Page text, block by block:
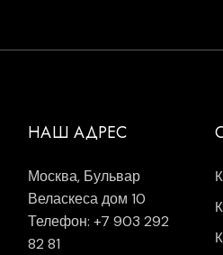
НАШ АДРЕС
Москва, Бульвар
Веласкеса дом 10
Телефон: +7 903 292
82 81